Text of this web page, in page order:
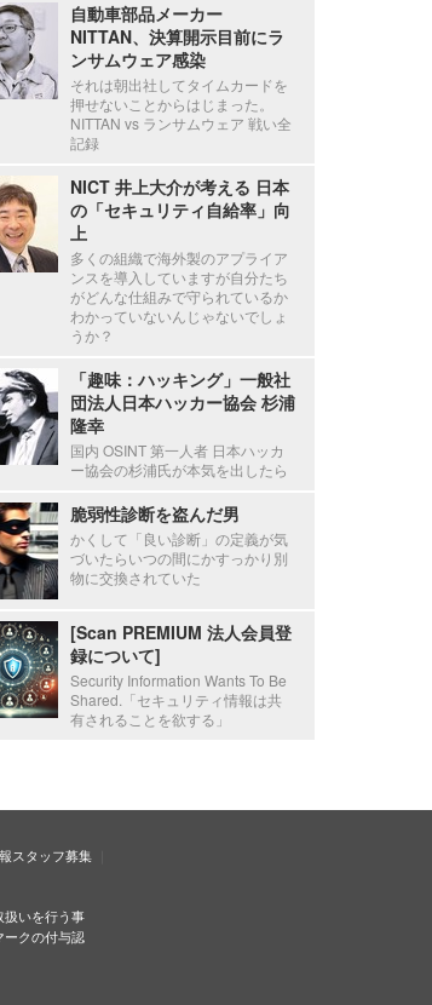
自動車部品メーカー
NITTAN、決算開示目前にラ
ンサムウェア感染
それは朝出社してタイムカードを
押せないことからはじまった。
NITTAN vs ランサムウェア 戦い全
記録
NICT 井上大介が考える 日本
の「セキュリティ自給率」向
上
多くの組織で海外製のアプライア
ンスを導入していますが自分たち
がどんな仕組みで守られているか
わかっていないんじゃないでしょ
うか？
「趣味：ハッキング」一般社
団法人日本ハッカー協会 杉浦
隆幸
国内 OSINT 第一人者 日本ハッカ
ー協会の杉浦氏が本気を出したら
脆弱性診断を盗んだ男
かくして「良い診断」の定義が気
づいたらいつの間にかすっかり別
物に交換されていた
[Scan PREMIUM 法人会員登
録について]
Security Information Wants To Be
Shared.「セキュリティ情報は共
有されることを欲する」
スタッフ募集
扱いを行う事
ークの付与認